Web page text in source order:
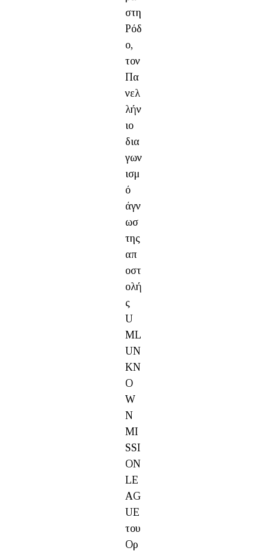
στη
Ρόδ
ο,
τον
Πα
νελ
λήν
ιο
δια
γων
ισμ
ό
άγν
ωσ
της
απ
οστ
ολή
ς
U
ML
UN
KN
O
W
N
MI
SSI
ON
LE
AG
UE
του
Ορ